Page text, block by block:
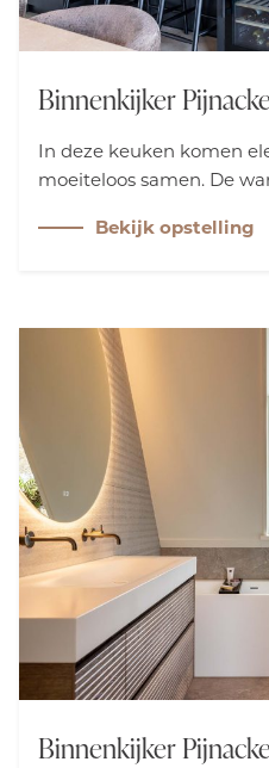
Binnenkijker
In deze keuken komen
moeiteloos samen. De
gevoel. De luxe
Bekijk opstelling
Binnenkijker